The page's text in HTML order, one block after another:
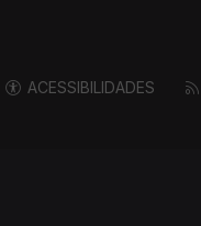
ACESSIBILIDADES